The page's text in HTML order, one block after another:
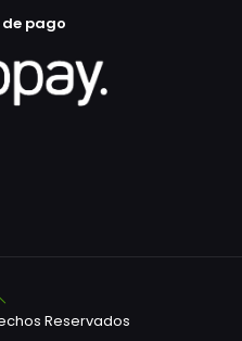
pago
Reservados